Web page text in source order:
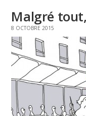
Malgré
8 OCTOBRE 2015